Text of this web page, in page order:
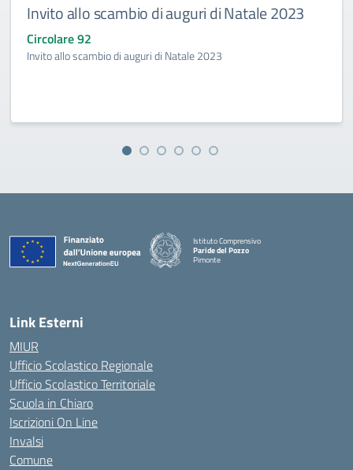
Invito allo scambio di auguri di Natale 2023
Circolare 92
Invito allo scambio di auguri di Natale 2023
Istituto Comprensivo
Paride del Pozzo
Pimonte
Link Esterni
MIUR
Ufficio Scolastico Regionale
Ufficio Scolastico Territoriale
Scuola in Chiaro
Iscrizioni On Line
Invalsi
Comune